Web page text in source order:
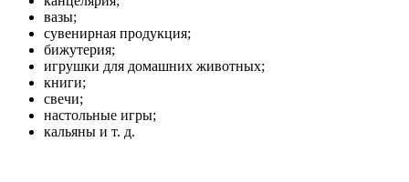
вазы;
сувенирная продукция;
бижутерия;
игрушки для домашних животных;
книги;
свечи;
настольные игры;
кальяны и т. д.